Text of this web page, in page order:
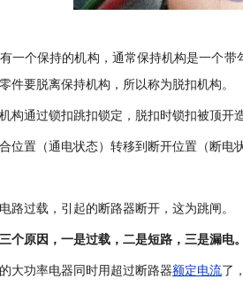
一个保持的机构，通常保持机构是一个
件要脱离保持机构，所以称为脱扣机构。
构通过锁扣跳扣锁定，脱扣时锁扣被顶开
位置（通电状态）转移到断开位置（断电
路过载，引起的断路器断开，这为跳闸。
个原因，一是过载，二是短路，三是漏电。
大功率电器同时用超过断路器额定电流了